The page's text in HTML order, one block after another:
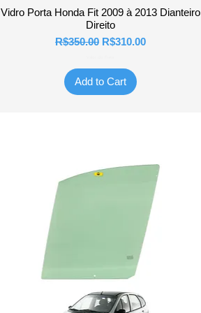
Quick View
Vidro Porta Honda Fit 2009 à 2013 Dianteiro
Direito
Regular Price
R$350.00 Sale Price
R$310.00
Add to Cart